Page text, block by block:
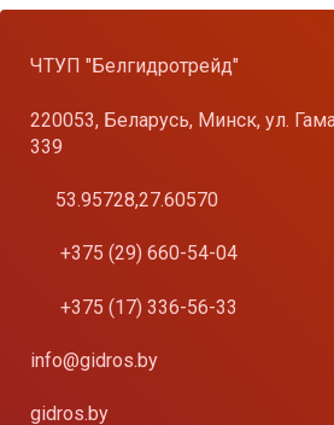
ЧТУП "Белгидротрейд"
220053, Беларусь, Минск, ул.
339
53.95728,27.60570
+375 (29) 660-54-04
+375 (17) 336-56-33
info@gidros.by
gidros.by